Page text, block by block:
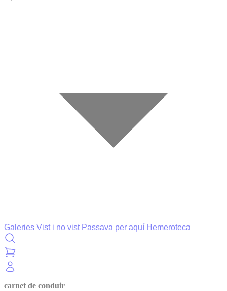
Galeries Vist i no vist Passava per aquí Hemeroteca
carnet de conduir